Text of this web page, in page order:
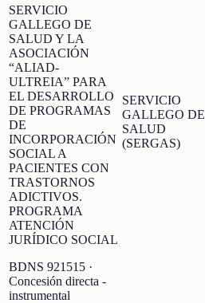
SERVICIO
GALLEGO DE
SALUD Y LA
ASOCIACIÓN
“ALIAD-
ULTREIA” PARA
EL DESARROLLO
DE PROGRAMAS
DE
INCORPORACIÓN
SOCIAL A
PACIENTES CON
TRASTORNOS
ADICTIVOS.
PROGRAMA
ATENCIÓN
JURÍDICO SOCIAL
BDNS 921515 ·
Concesión directa -
instrumental
SERVICIO
GALLEGO DE
SALUD
(SERGAS)